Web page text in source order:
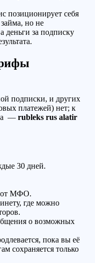
позиционирует себя
но не
деньги за подписку
подписки, и других
платежей) нет; к
— rubleks rus alatir
30 дней.
от МФО.
где можно
о возможных
пока вы её
сохраняется только